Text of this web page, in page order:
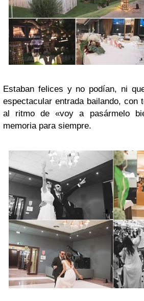
Estaban felices y no podían, ni
espectacular entrada bailando, con
al ritmo de «voy a pasármelo
memoria para siempre.